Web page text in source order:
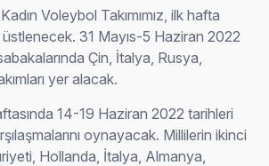
Voleybol Takımımız, ilk hafta
31 Mayıs-5 Haziran 2022
Çin, İtalya, Rusya,
yer alacak.
14-19 Haziran 2022 tarihleri
oynayacak. Millilerin ikinci
Hollanda, İtalya, Almanya,